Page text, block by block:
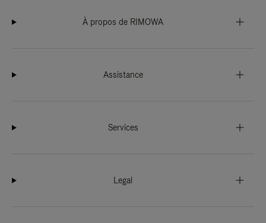
À propos de RIMOWA
Assistance
Services
Legal